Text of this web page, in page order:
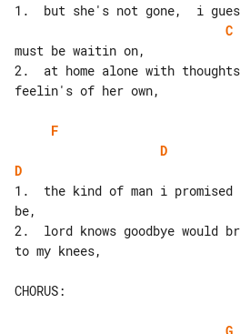
C
2.  at home alone with
feelin's of her own,
F
D
D
1.  the kind of man i
be,
2.  lord knows goodbye would
to my knees,
CHORUS: